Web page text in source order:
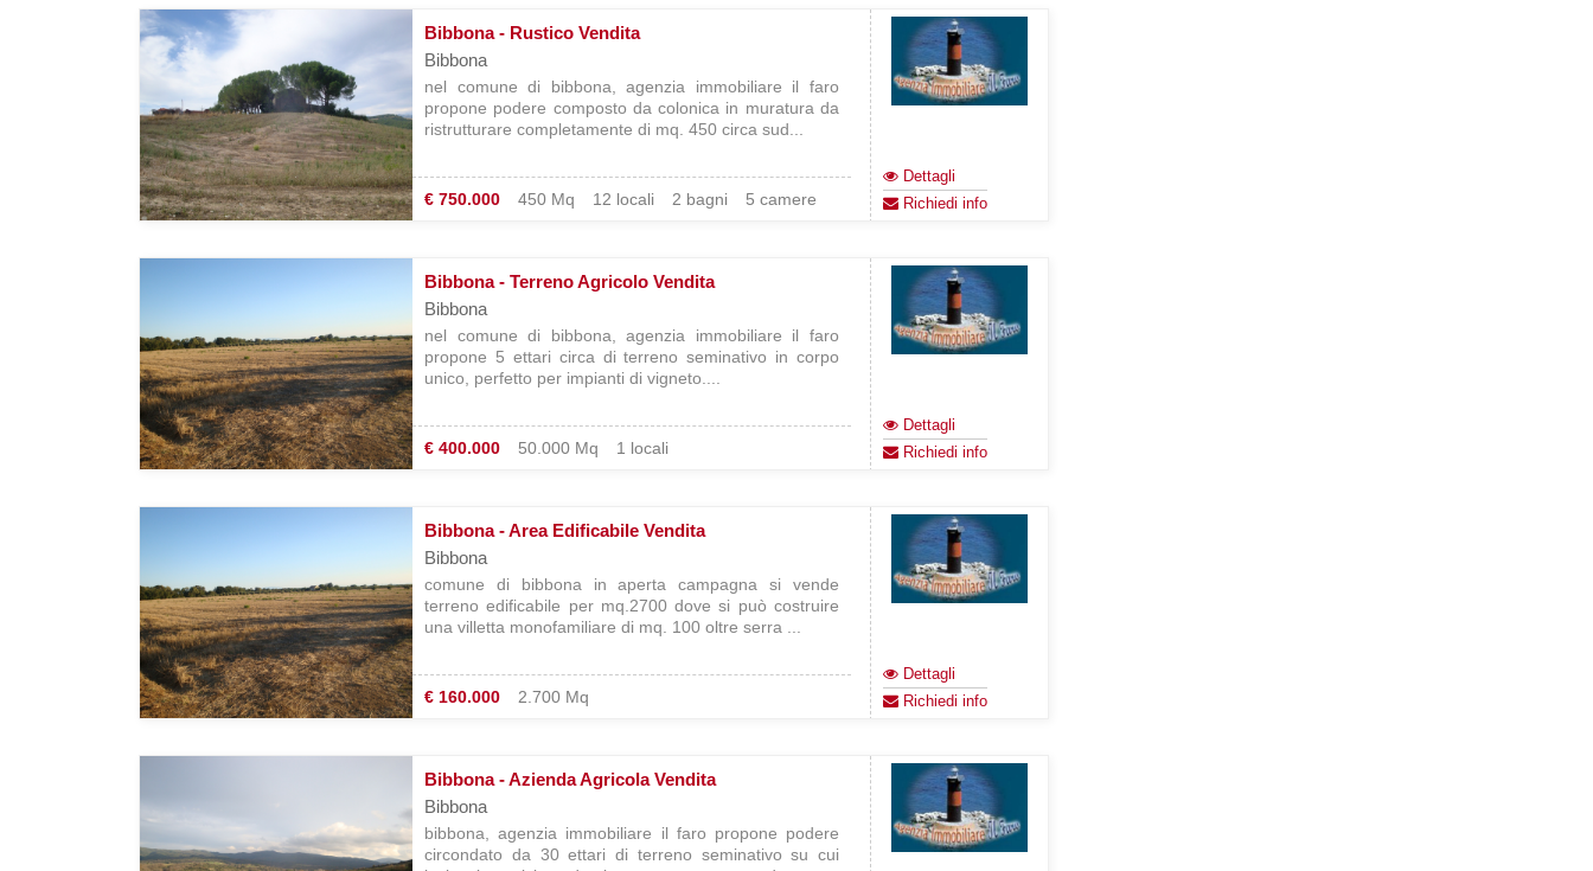
Bibbona - Rustico Vendita
Bibbona
nel comune di bibbona, agenzia immobiliare il faro
propone podere composto da colonica in muratura da
ristrutturare completamente di mq. 450 circa sud...
€ 750.000 450 Mq 12 locali 2 bagni 5 camere
Dettagli
Richiedi info
Bibbona - Terreno Agricolo Vendita
Bibbona
nel comune di bibbona, agenzia immobiliare il faro
propone 5 ettari circa di terreno seminativo in corpo
unico, perfetto per impianti di vigneto....
€ 400.000 50.000 Mq 1 locali
Dettagli
Richiedi info
Bibbona - Area Edificabile Vendita
Bibbona
comune di bibbona in aperta campagna si vende
terreno edificabile per mq.2700 dove si può costruire
una villetta monofamiliare di mq. 100 oltre serra ...
€ 160.000 2.700 Mq
Dettagli
Richiedi info
Bibbona - Azienda Agricola Vendita
Bibbona
bibbona, agenzia immobiliare il faro propone podere
circondato da 30 ettari di terreno seminativo su cui